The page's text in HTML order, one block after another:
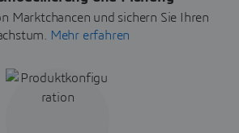
Marktchancen und sichern Sie Ihren
Mehr erfahren